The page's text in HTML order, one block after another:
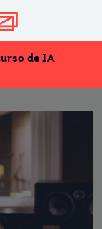
de IA